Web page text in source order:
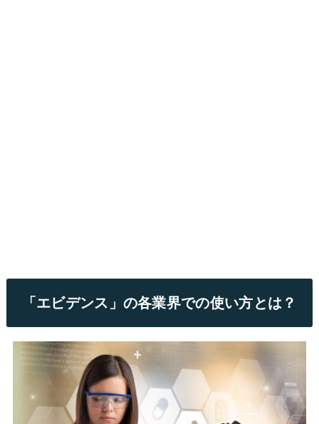
「エビデンス」の各業界での使い方とは？